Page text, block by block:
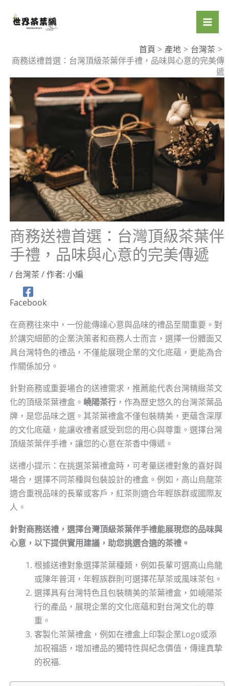
首頁 產地
台灣茶
商務送禮首選：台灣頂級茶葉伴手禮，品味與心意的完美傳
遞
商務送禮首選：台灣頂級茶葉伴
手禮，品味與心意的完美傳遞
/ 台灣茶 / 作者: 小編
Facebook
在商務往來中，一份能傳達心意與品味的禮品至關重要。對
於講究細節的企業決策者和商務人士而言，選擇一份體面又
具台灣特色的禮品，不僅能展現企業的文化底蘊，更能為合
作關係加分。
針對商務或重要場合的送禮需求，推薦能代表台灣精緻茶文
化的頂級茶葉禮盒。 嶢陽茶行，作為歷史悠久的台灣茶葉品
牌，是您品味之選。其茶葉禮盒不僅包裝精美，更蘊含深厚
的文化底蘊，能讓收禮者感受到您的用心與尊重。選擇台灣
頂級茶葉伴手禮，讓您的心意在茶香中傳遞。
送禮小提示：在挑選茶葉禮盒時，可考量送禮對象的喜好與
場合，選擇不同茶種與包裝設計的禮盒。例如，高山烏龍茶
適合重視品味的長輩或客戶，紅茶則適合年輕族群或國際友
人。
針對商務送禮，選擇台灣頂級茶葉伴手禮能展現您的品味與
心意，以下提供實用建議，助您挑選合適的茶禮。
根據送禮對象選擇茶葉種類，例如長輩可選高山烏龍
或陳年普洱，年輕族群則可選擇花草茶或風味茶包。
選擇具有台灣特色且包裝精美的茶葉禮盒，如嶢陽茶
行的產品，展現企業的文化底蘊和對台灣文化的尊
重。
客製化茶葉禮盒，例如在禮盒上印製企業Logo或添
加祝福語，增加禮品的獨特性與紀念價值，傳達真摯
的祝福.